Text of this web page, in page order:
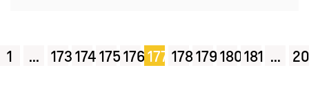
1 ... 173174175176177 178179180181 ...